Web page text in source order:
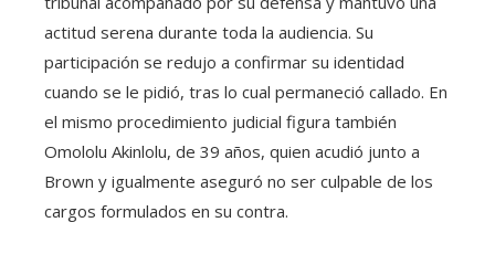
actitud serena durante toda la audiencia. Su
participación se redujo a confirmar su identidad
cuando se le pidió, tras lo cual permaneció callado. En
el mismo procedimiento judicial figura también
Omololu Akinlolu, de 39 años, quien acudió junto a
Brown y igualmente aseguró no ser culpable de los
cargos formulados en su contra.